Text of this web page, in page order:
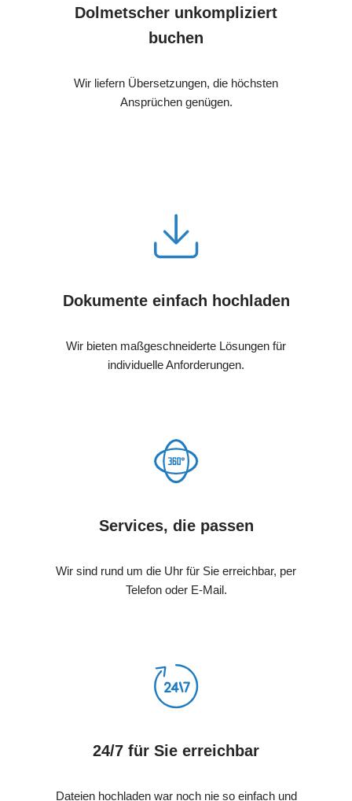
Dolmetscher unkompliziert
buchen
Wir liefern Übersetzungen, die höchsten
Ansprüchen genügen.
Dokumente einfach hochladen
Wir bieten maßgeschneiderte Lösungen für
individuelle Anforderungen.
Services, die passen
Wir sind rund um die Uhr für Sie erreichbar, per
Telefon oder E-Mail.
24/7 für Sie erreichbar
Dateien hochladen war noch nie so einfach und